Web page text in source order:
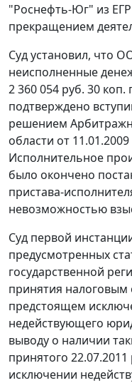
"Роснефть-Юг" из
прекращением
Суд установил, что
неисполненные
2 360 054 руб. 30
подтверждено
решением
области от
Исполнительное
было окончено
пристава-
невозможностью
Суд первой
предусмотренных
государственной
принятия
предстоящем
недействующего
выводу о наличии
принятого
исключении